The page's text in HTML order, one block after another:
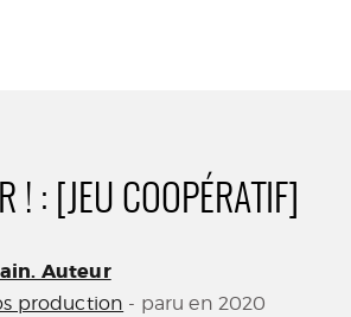
! : [JEU COOPÉRATIF]
Auteur
production - paru en 2020